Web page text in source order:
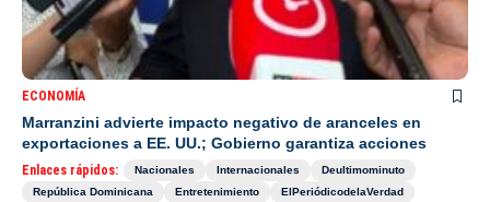
ECONOMÍA
Marranzini advierte impacto negativo de aranceles en
exportaciones a EE. UU.; Gobierno garantiza acciones
Enlaces rápidos: Nacionales Internacionales
Deultimominuto
República Dominicana
Entretenimiento
ElPeriódicodelaVerdad